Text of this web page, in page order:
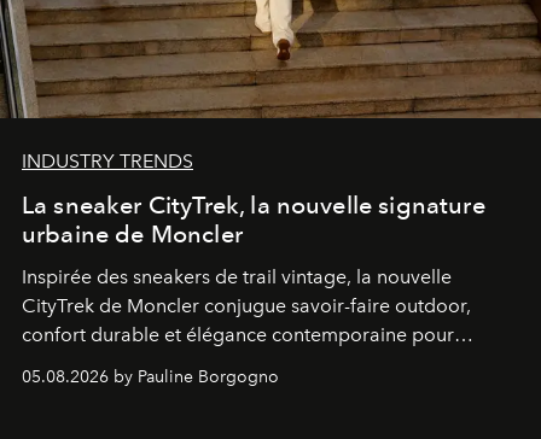
INDUSTRY TRENDS
La sneaker CityTrek, la nouvelle signature
urbaine de Moncler
Inspirée des sneakers de trail vintage, la nouvelle
CityTrek de Moncler conjugue savoir-faire outdoor,
confort durable et élégance contemporaine pour
accompagner les explorations du quotidien.
05.08.2026 by Pauline Borgogno